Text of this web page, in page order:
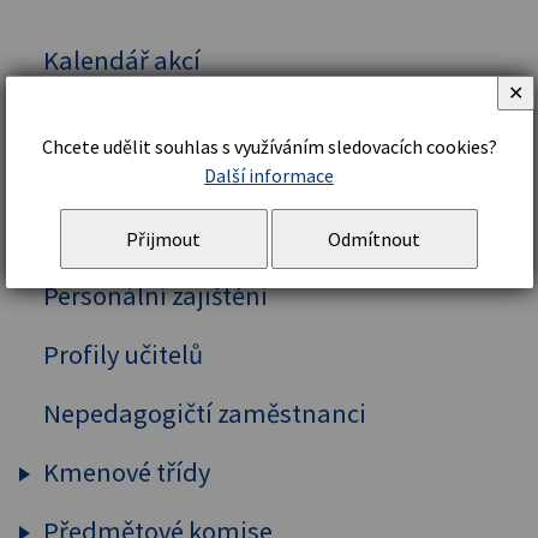
Kalendář akcí
Organizační řád a struktura
Školní řád
Personální zajištění
Profily učitelů
Nepedagogičtí zaměstnanci
Kmenové třídy
Prima
Chcete udělit souhlas s využíváním sledovacích cookies?
Další informace
Přijmout Odmítnout
✕